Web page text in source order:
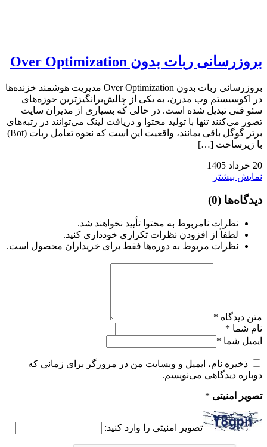
بروزرسانی ربات بدون Over Optimization
بروزرسانی ربات بدون Over Optimization مدیریت هوشمند خزنده‌ها
در اکوسیستم وب مدرن، به یکی از چالش‌برانگیزترین حوزه‌های
سئو فنی تبدیل شده است. در حالی که بسیاری از مدیران سایت
تصور می‌کنند تنها با تولید محتوا و دریافت لینک می‌توانند در رتبه‌های
برتر گوگل باقی بمانند، واقعیت این است که نحوه تعامل ربات (Bot)
با زیرساخت […]
20 خرداد 1405
نمایش بیشتر
دیدگاه‌ها (0)
نظرات نامربوط به محتوا تأیید نخواهند شد.
لطفاً از افزودن نظرات تکراری خودداری کنید.
نظرات مربوط به دوره‌ها فقط برای خریداران محصول است.
متن دیدگاه *
نام شما *
ایمیل شما *
ذخیره نام، ایمیل و وبسایت من در مرورگر برای زمانی که
دوباره دیدگاهی می‌نویسم.
تصویر امنیتی *
تصویر امنیتی را وارد کنید: